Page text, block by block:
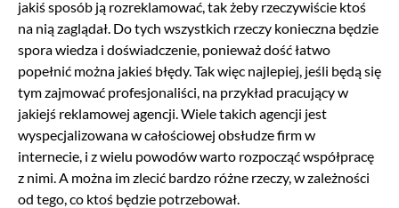
jakiś sposób ją rozreklamować, tak żeby rzeczywiście ktoś
na nią zaglądał. Do tych wszystkich rzeczy konieczna będzie
spora wiedza i doświadczenie, ponieważ dość łatwo
popełnić można jakieś błędy. Tak więc najlepiej, jeśli będą się
tym zajmować profesjonaliści, na przykład pracujący w
jakiejś reklamowej agencji. Wiele takich agencji jest
wyspecjalizowana w całościowej obsłudze firm w
internecie, i z wielu powodów warto rozpocząć współpracę
z nimi. A można im zlecić bardzo różne rzeczy, w zależności
od tego, co ktoś będzie potrzebował.